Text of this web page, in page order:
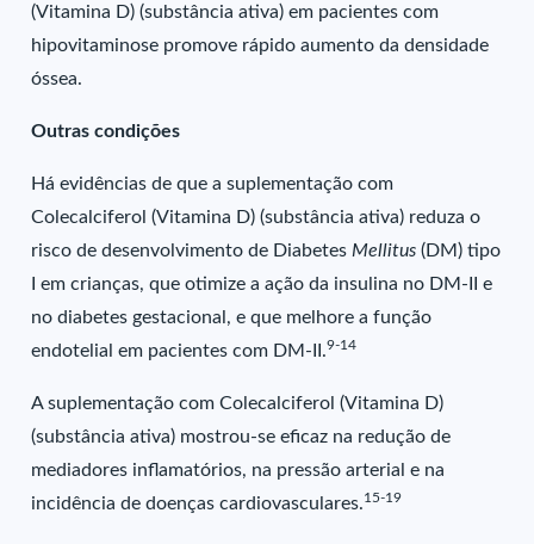
(Vitamina D) (substância ativa) em pacientes com
hipovitaminose promove rápido aumento da densidade
óssea.
Outras condições
Há evidências de que a suplementação com
Colecalciferol (Vitamina D) (substância ativa) reduza o
risco de desenvolvimento de Diabetes Mellitus(DM) tipo
I em crianças, que otimize a ação da insulina no DM-II e
no diabetes gestacional, e que melhore a função
endotelial em pacientes com DM-II.9-14
A suplementação com Colecalciferol (Vitamina D)
(substância ativa) mostrou-se eficaz na redução de
mediadores inflamatórios, na pressão arterial e na
incidência de doenças cardiovasculares.15-19